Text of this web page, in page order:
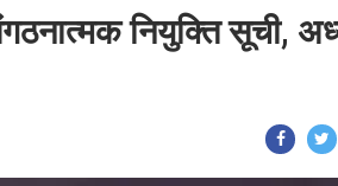
नियुक्ति सूची,